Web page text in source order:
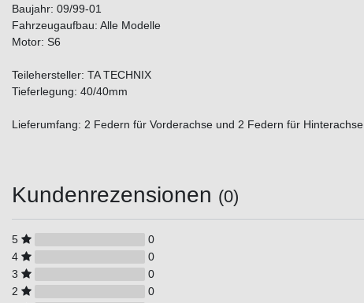
Baujahr: 09/99-01
Fahrzeugaufbau: Alle Modelle
Motor: S6
Teilehersteller: TA TECHNIX
Tieferlegung: 40/40mm
Lieferumfang: 2 Federn für Vorderachse und 2 Federn für Hinterachse
Kundenrezensionen (0)
5
0
4
0
3
0
2
0